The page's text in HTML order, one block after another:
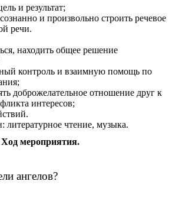
и результат;
и произвольно строить речевое
речи.
находить общее решение
контроль и взаимную помощь по
доброжелательное отношение друг к
интересов;
литературное чтение, музыка.
Ход мероприятия.
ангелов?